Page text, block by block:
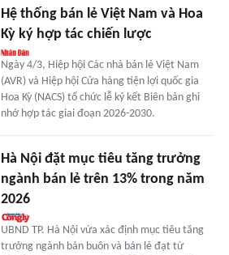
Hệ thống bán lẻ Việt Nam và Hoa
Kỳ ký hợp tác chiến lược
Ngày 4/3, Hiệp hội Các nhà bán lẻ Việt Nam
(AVR) và Hiệp hội Cửa hàng tiện lợi quốc gia
Hoa Kỳ (NACS) tổ chức lễ ký kết Biên bản ghi
nhớ hợp tác giai đoạn 2026-2030.
Hà Nội đặt mục tiêu tăng trưởng
ngành bán lẻ trên 13% trong năm
2026
UBND TP. Hà Nội vừa xác định mục tiêu tăng
trưởng ngành bán buôn và bán lẻ đạt từ